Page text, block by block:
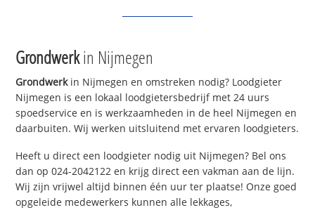
Grondwerkin Nijmegen
Grondwerkin Nijmegen en omstreken nodig? Loodgieter
Nijmegen is een lokaal loodgietersbedrijf met 24 uurs
spoedservice en is werkzaamheden in de heel Nijmegen en
daarbuiten. Wij werken uitsluitend met ervaren loodgieters.
Heeft u direct een loodgieter nodig uit Nijmegen? Bel ons
dan op 024-2042122 en krijg direct een vakman aan de lijn.
Wij zijn vrijwel altijd binnen één uur ter plaatse! Onze goed
opgeleide medewerkers kunnen alle lekkages,